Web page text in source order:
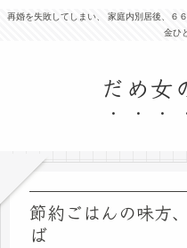
再婚を失敗してしまい、 家庭内別居後、６
金ひ
だめ女
節約ごはんの味方
ば